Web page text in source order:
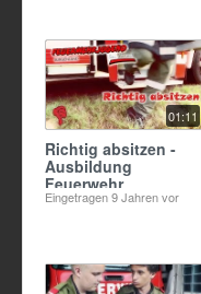
01:11
Richtig absitzen -
Ausbildung
Feuerwehr
Eingetragen9 Jahren vor